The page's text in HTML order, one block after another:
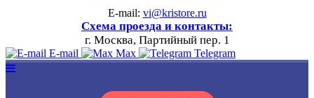
E-mail: vi@kristore.ru
Схема проезда и контакты:
г. Москва, Партийный пер. 1
E-mail Max Telegram